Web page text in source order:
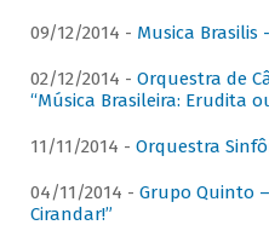
09/12/2014 - Musica Brasilis
02/12/2014 - Orquestra de
“Música Brasileira: Erudita
11/11/2014 - Orquestra
04/11/2014 - Grupo Quinto
Cirandar!”